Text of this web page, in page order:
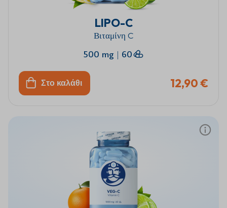
LIPO-C
Βιταμίνη C
500 mg | 60
Στο καλάθι 12,90 €